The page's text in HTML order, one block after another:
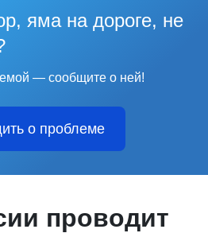
яма на дороге, не
— сообщите о ней!
о проблеме
проводит